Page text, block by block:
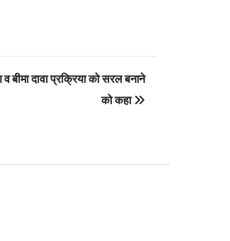
दावा प्रक्रिया को सरल बनाने
को कहा